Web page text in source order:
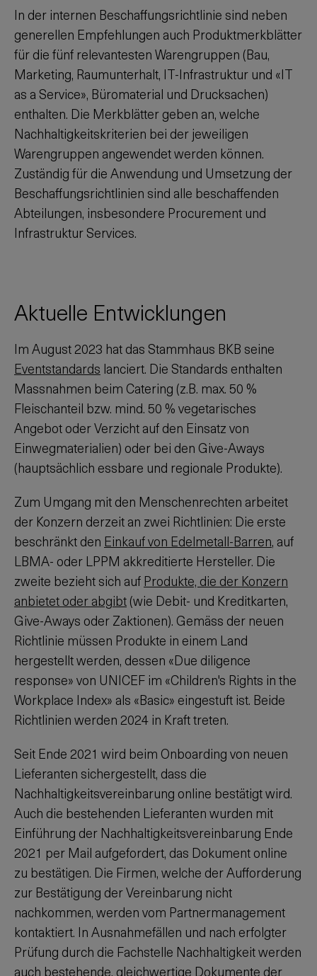
In der internen Beschaffungsrichtlinie sind neben
generellen Empfehlungen auch Produktmerkblätter
für die fünf relevantesten Warengruppen (Bau,
Marketing, Raumunterhalt, IT-Infrastruktur und «IT
as a Service», Büromaterial und Drucksachen)
enthalten. Die Merkblätter geben an, welche
Nachhaltigkeitskriterien bei der jeweiligen
Warengruppen angewendet werden können.
Zuständig für die Anwendung und Umsetzung der
Beschaffungsrichtlinien sind alle beschaffenden
Abteilungen, insbesondere Procurement und
Infrastruktur Services.
Aktuelle Entwicklungen
Im August 2023 hat das Stammhaus BKB seine
Eventstandards lanciert. Die Standards enthalten
Massnahmen beim Catering (z.B. max. 50 %
Fleischanteil bzw. mind. 50 % vegetarisches
Angebot oder Verzicht auf den Einsatz von
Einwegmaterialien) oder bei den Give-Aways
(hauptsächlich essbare und regionale Produkte).
Zum Umgang mit den Menschenrechten arbeitet
der Konzern derzeit an zwei Richtlinien: Die erste
beschränkt den Einkauf von Edelmetall-Barren, auf
LBMA- oder LPPM akkreditierte Hersteller. Die
zweite bezieht sich auf Produkte, die der Konzern
anbietet oder abgibt(wie Debit- und Kreditkarten,
Give-Aways oder Zaktionen). Gemäss der neuen
Richtlinie müssen Produkte in einem Land
hergestellt werden, dessen «Due diligence
response» von UNICEF im «Children's Rights in the
Workplace Index» als «Basic» eingestuft ist. Beide
Richtlinien werden 2024 in Kraft treten.
Seit Ende 2021 wird beim Onboarding von neuen
Lieferanten sichergestellt, dass die
Nachhaltigkeitsvereinbarung online bestätigt wird.
Auch die bestehenden Lieferanten wurden mit
Einführung der Nachhaltigkeitsvereinbarung Ende
2021 per Mail aufgefordert, das Dokument online
zu bestätigen. Die Firmen, welche der Aufforderung
zur Bestätigung der Vereinbarung nicht
nachkommen, werden vom Partnermanagement
kontaktiert. In Ausnahmefällen und nach erfolgter
Prüfung durch die Fachstelle Nachhaltigkeit werden
auch bestehende, gleichwertige Dokumente der